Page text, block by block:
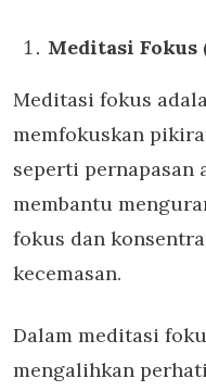
Meditasi Fokus
Meditasi fokus
memfokuskan
seperti pernapasan
membantu
fokus dan
kecemasan.
Dalam meditasi
mengalihkan